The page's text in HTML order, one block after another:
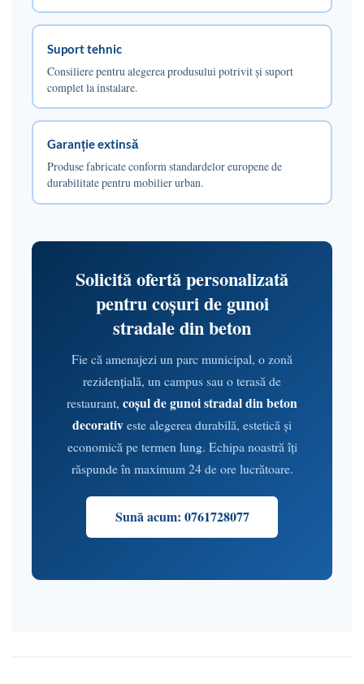
Suport tehnic
Consiliere pentru alegerea produsului potrivit și suport
complet la instalare.
Garanție extinsă
Produse fabricate conform standardelor europene de
durabilitate pentru mobilier urban.
Solicită ofertă personalizată
pentru coșuri de gunoi
stradale din beton
Fie că amenajezi un parc municipal, o zonă
rezidențială, un campus sau o terasă de
restaurant, coșul de gunoi stradal din beton
decorativeste alegerea durabilă, estetică și
economică pe termen lung. Echipa noastră îți
răspunde în maximum 24 de ore lucrătoare.
Sună acum: 0761728077